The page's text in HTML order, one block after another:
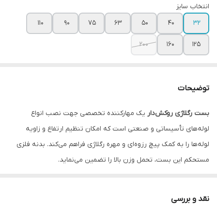
انتخاب سایز
32
40
50
63
75
90
110
125
160
200
توضیحات
بست رگلاژی روکش‌دار یک مهارکننده تخصصی جهت نصب انواع
لوله‌های تأسیساتی و صنعتی است که امکان تنظیم ارتفاع و زاویه
لوله‌ها را به کمک پیچ رزوه‌ای و مهره رگلاژی فراهم می‌کند. بدنه فلزی
مستحکم این بست، تحمل وزن بالا را تضمین می‌نماید.
این بست در سقف، دیوار یا کف، به ویژه در پروژه‌های ساختمانی و
نقد و بررسی